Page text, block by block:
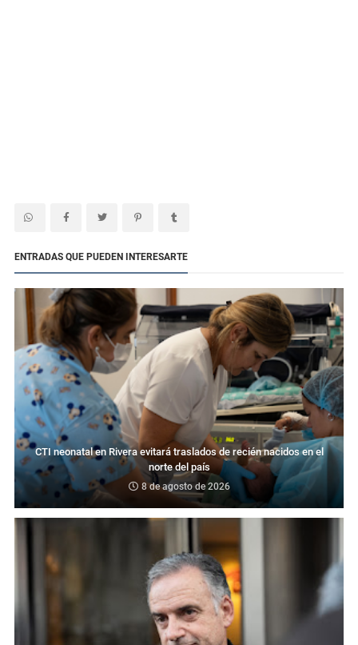
ENTRADAS QUE PUEDEN INTERESARTE
CTI neonatal en Rivera evitará traslados de recién nacidos en el
norte del país
8 de agosto de 2026